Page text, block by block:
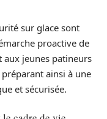
sur glace sont
proactive de
aux jeunes patineurs
ainsi à une
et sécurisée.